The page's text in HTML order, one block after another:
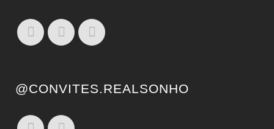
@CONVITES.REALSONHO